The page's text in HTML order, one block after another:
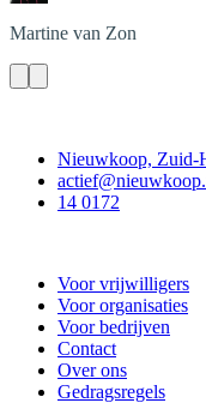
Martine van Zon
Nieuwkoop, Zuid-
14 0172
Voor vrijwilligers
Voor organisaties
Voor bedrijven
Contact
Over ons
Gedragsregels